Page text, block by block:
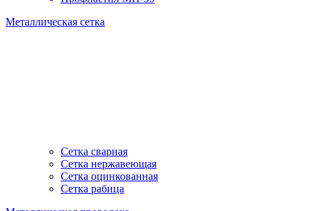
Металлическая сетка
Сетка сварная
Сетка нержавеющая
Сетка оцинкованная
Сетка рабица